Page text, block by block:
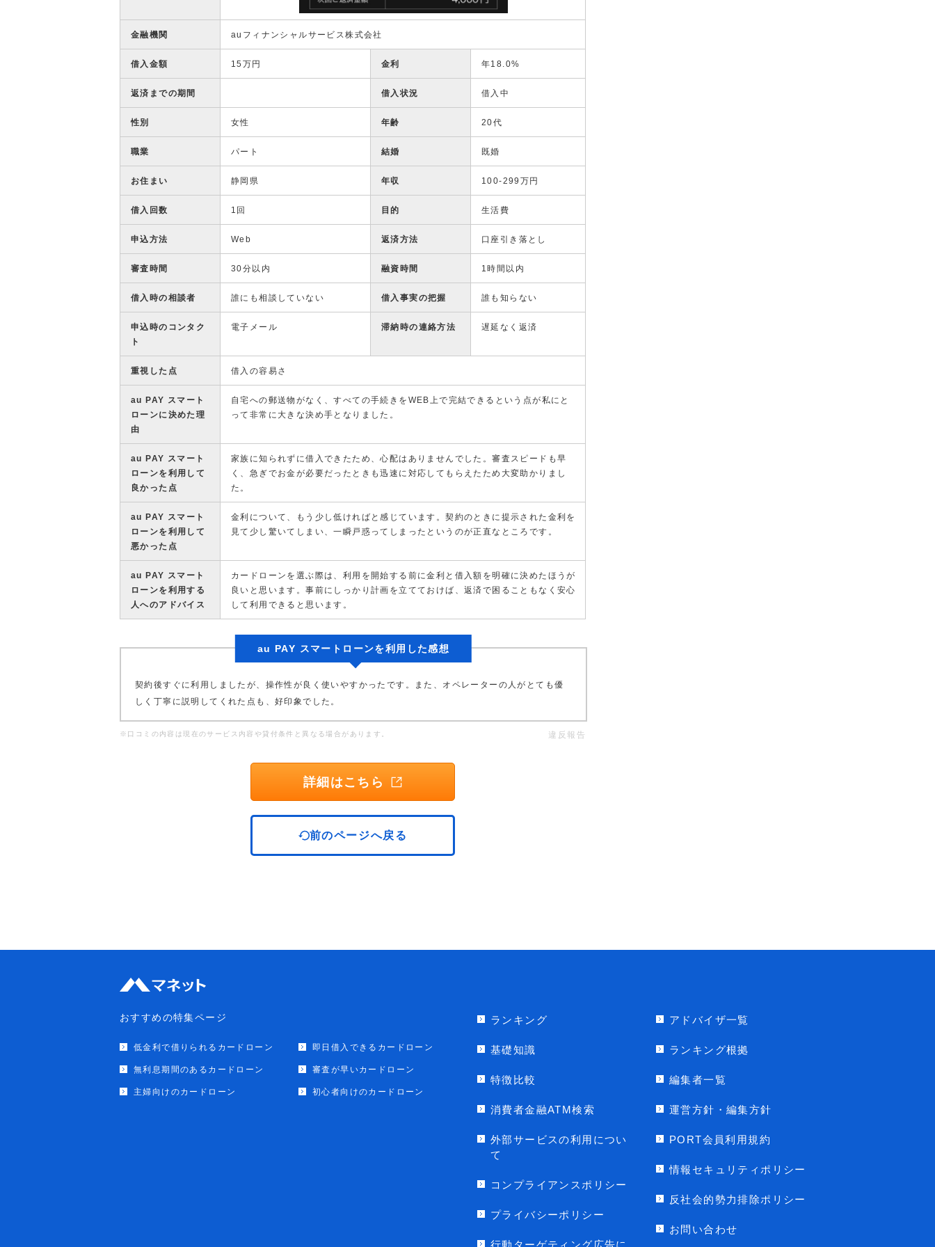
金融機関 auフィナンシャルサービス株式会社
借入金額 15万円 金利 年18.0%
返済までの期間 借入状況 借入中
性別 女性 年齢 20代
職業 パート 結婚 既婚
お住まい 静岡県 年収 100-299万円
借入回数 1回 目的 生活費
申込方法 Web 返済方法 口座引き落とし
審査時間 30分以内 融資時間 1時間以内
借入時の相談者 誰にも相談していない 借入事実の把握 誰も知らない
申込時のコンタク
ト
電子メール 滞納時の連絡方法 遅延なく返済
重視した点 借入の容易さ
au PAY スマート
ローンに決めた理
由
自宅への郵送物がなく、すべての手続きをWEB上で完結できるという点が私にと
って非常に大きな決め手となりました。
au PAY スマート
ローンを利用して
良かった点
家族に知られずに借入できたため、心配はありませんでした。審査スピードも早
く、急ぎでお金が必要だったときも迅速に対応してもらえたため大変助かりまし
た。
au PAY スマート
ローンを利用して
悪かった点
金利について、もう少し低ければと感じています。契約のときに提示された金利を
見て少し驚いてしまい、一瞬戸惑ってしまったというのが正直なところです。
au PAY スマート
ローンを利用する
人へのアドバイス
カードローンを選ぶ際は、利用を開始する前に金利と借入額を明確に決めたほうが
良いと思います。事前にしっかり計画を立てておけば、返済で困ることもなく安心
して利用できると思います。
au PAY スマートローンを利用した感想
契約後すぐに利用しましたが、操作性が良く使いやすかったです。また、オペレーターの人がとても優
しく丁寧に説明してくれた点も、好印象でした。
※口コミの内容は現在のサービス内容や貸付条件と異なる場合があります。 違反報告
詳細はこちら
前のページへ戻る
おすすめの特集ページ
低金利で借りられるカードローン 即日借入できるカードローン
無利息期間のあるカードローン 審査が早いカードローン
主婦向けのカードローン 初心者向けのカードローン
ランキング
基礎知識
特徴比較
消費者金融ATM検索
外部サービスの利用につい
て
コンプライアンスポリシー
プライバシーポリシー
行動ターゲティング広告に
アドバイザ一覧
ランキング根拠
編集者一覧
運営方針・編集方針
PORT会員利用規約
情報セキュリティポリシー
反社会的勢力排除ポリシー
お問い合わせ